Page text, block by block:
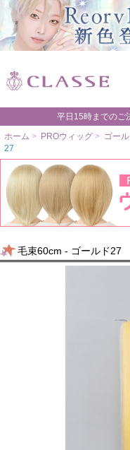
平日15時までのご
ホーム > PROウィッグ > ゴー
27
毛束60cm - ゴールド27